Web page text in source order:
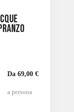
Da 69,00 €
a persona